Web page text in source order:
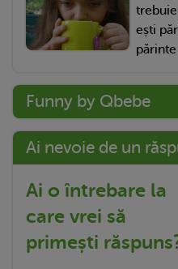
ești
Funny by Qbebe
Ai nevoie de un
Ai o întrebare la
care vrei să
primești